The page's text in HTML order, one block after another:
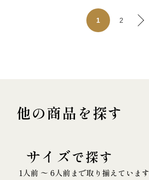
1 2
他の商品を探す
サイズで探す
1人前 〜 6人前まで取り揃えています